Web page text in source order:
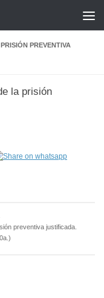
PREVENTIVA
la prisión
preventiva justificada.